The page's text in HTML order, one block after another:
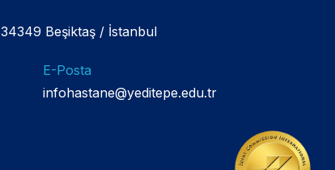
Beşiktaş / İstanbul
E-Posta
infohastane@yeditepe.edu.tr